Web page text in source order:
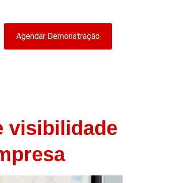
Agendar Demonstração
visibilidade